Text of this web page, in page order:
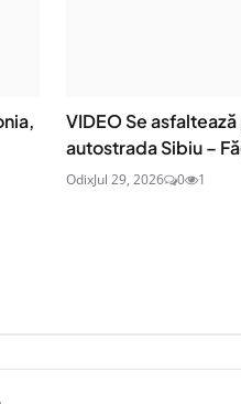
VIDEO Se asfaltează
autostrada Sibiu –
OdixJul 29, 2026 0 1